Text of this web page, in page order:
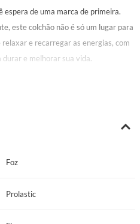
espera de uma marca de primeira.
este colchão não é só um lugar para
e recarregar as energias, com
e melhorar sua vida.
Foz
Prolastic